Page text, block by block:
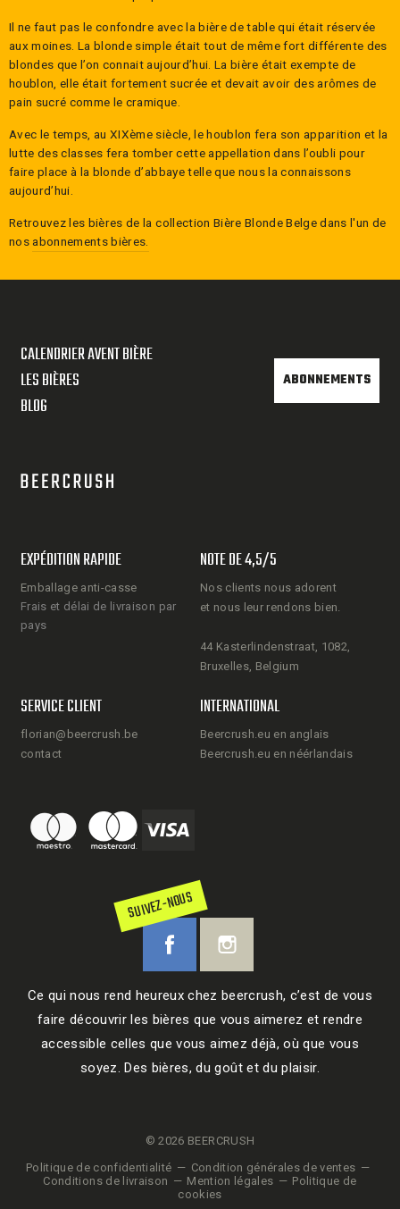
Il ne faut pas le confondre avec la bière de table qui était réservée
aux moines. La blonde simple était tout de même fort différente des
blondes que l’on connait aujourd’hui. La bière était exempte de
houblon, elle était fortement sucrée et devait avoir des arômes de
pain sucré comme le cramique.
Avec le temps, au XIXème siècle, le houblon fera son apparition et la
lutte des classes fera tomber cette appellation dans l’oubli pour
faire place à la blonde d’abbaye telle que nous la connaissons
aujourd’hui.
Retrouvez les bières de la collection Bière Blonde Belgedans l'un de
nosabonnements bières.
CALENDRIER AVENT BIÈRE
LES BIÈRES
BLOG
ABONNEMENTS
EXPÉDITION RAPIDE
Emballage anti-casse
Frais et délai de livraison par
pays
NOTE DE 4,5/5
Nos clients nous adorent
et nous leur rendons bien.
44 Kasterlindenstraat, 1082,
Bruxelles, Belgium
SERVICE CLIENT
florian@beercrush.be
contact
INTERNATIONAL
Beercrush.eu en anglais
Beercrush.eu en néérlandais
SUIVEZ-NOUS
Ce qui nous rend heureux chez beercrush, c’est de vous
faire découvrir les bières que vous aimerez et rendre
accessible celles que vous aimez déjà, où que vous
soyez. Des bières, du goût et du plaisir.
© 2026 BEERCRUSH
Politique de confidentialité
Condition générales de ventes
Conditions de livraison
Mention légales
Politique de
cookies